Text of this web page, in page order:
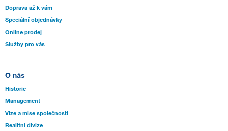
Doprava až k vám
Speciální objednávky
Online prodej
Služby pro vás
O nás
Historie
Management
Vize a mise společnosti
Realitní divize